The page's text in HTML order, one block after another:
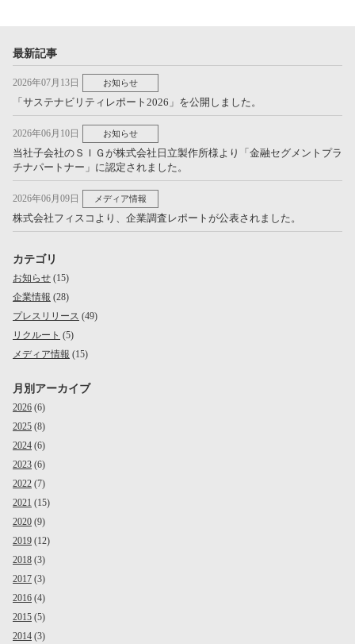
最新記事
2026年07月13日 お知らせ
「サステナビリティレポート2026」を公開しました。
2026年06月10日 お知らせ
当社子会社のＳＩＧが株式会社日立製作所様より「金融セグメントプラ
チナパートナー」に認定されました。
2026年06月09日 メディア情報
株式会社フィスコより、企業調査レポートが公表されました。
カテゴリ
お知らせ (15)
企業情報 (28)
プレスリリース (49)
リクルート (5)
メディア情報 (15)
月別アーカイブ
2026 (6)
2025 (8)
2024 (6)
2023 (6)
2022 (7)
2021 (15)
2020 (9)
2019 (12)
2018 (3)
2017 (3)
2016 (4)
2015 (5)
2014 (3)